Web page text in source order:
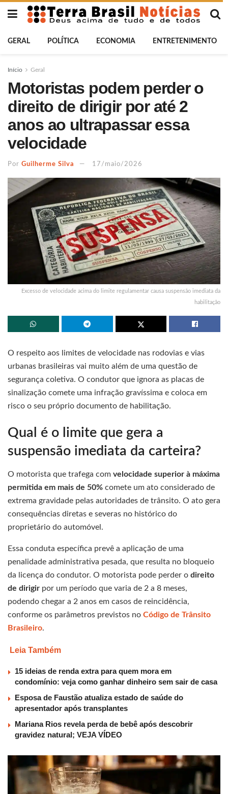
GERAL POLÍTICA ECONOMIA ENTRETENIMENTO
Início Geral
Motoristas podem perder o
direito de dirigir por até 2
anos ao ultrapassar essa
velocidade
Por Guilherme Silva 17/maio/2026
Excesso de velocidade acima do limite regulamentar causa suspensão imediata da
habilitação
O respeito aos limites de velocidade nas rodovias e vias
urbanas brasileiras vai muito além de uma questão de
segurança coletiva. O condutor que ignora as placas de
sinalização comete uma infração gravíssima e coloca em
risco o seu próprio documento de habilitação.
Qual é o limite que gera a
suspensão imediata da carteira?
O motorista que trafega com velocidade superior à máxima
permitida em mais de 50% comete um ato considerado de
extrema gravidade pelas autoridades de trânsito. O ato gera
consequências diretas e severas no histórico do
proprietário do automóvel.
Essa conduta específica prevê a aplicação de uma
penalidade administrativa pesada, que resulta no bloqueio
da licença do condutor. O motorista pode perder o direito
de dirigir por um período que varia de 2 a 8 meses,
podendo chegar a 2 anos em casos de reincidência,
conforme os parâmetros previstos no Código de Trânsito
Brasileiro.
Leia Também
15 ideias de renda extra para quem mora em
condomínio: veja como ganhar dinheiro sem sair de casa
Esposa de Faustão atualiza estado de saúde do
apresentador após transplantes
Mariana Rios revela perda de bebê após descobrir
gravidez natural; VEJA VÍDEO